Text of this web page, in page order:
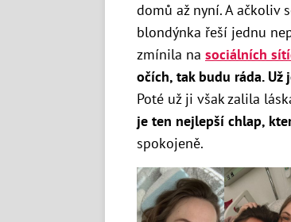
domů až nyní. A ačkoliv
blondýnka řeší jednu
zmínila na sociálních
očích, tak budu ráda. Už
Poté už ji však zalila
je ten nejlepší chlap,
spokojeně.